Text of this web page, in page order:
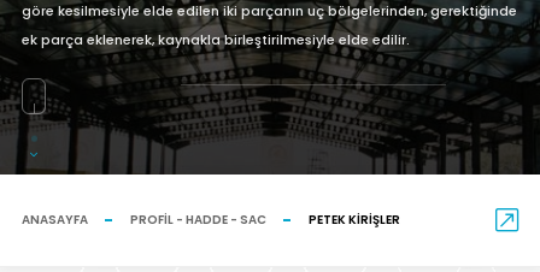
göre kesilmesiyle elde edilen iki parçanın uç bölgelerinden, gerektiğinde
ek parça eklenerek, kaynakla birleştirilmesiyle elde edilir.
ANASAYFA PROFIL - HADDE - SAC PETEK KIRIŞLER